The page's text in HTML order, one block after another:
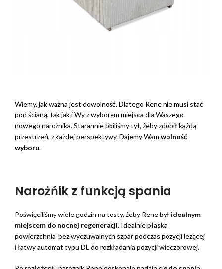
Wiemy, jak ważna jest dowolność. Dlatego Rene nie musi stać
pod ścianą, tak jak i Wy z wyborem miejsca dla Waszego
nowego narożnika. Starannie obiliśmy tył, żeby zdobił każdą
przestrzeń, z każdej perspektywy. Dajemy Wam wolność
wyboru.
Narożńik z funkcją spania
Poświęciliśmy wiele godzin na testy, żeby Rene był idealnym
miejscem do nocnej regeneracji. Idealnie płaska
powierzchnia, bez wyczuwalnych szpar podczas pozycji leżącej
i łatwy automat typu DL do rozkładania pozycji wieczorowej.